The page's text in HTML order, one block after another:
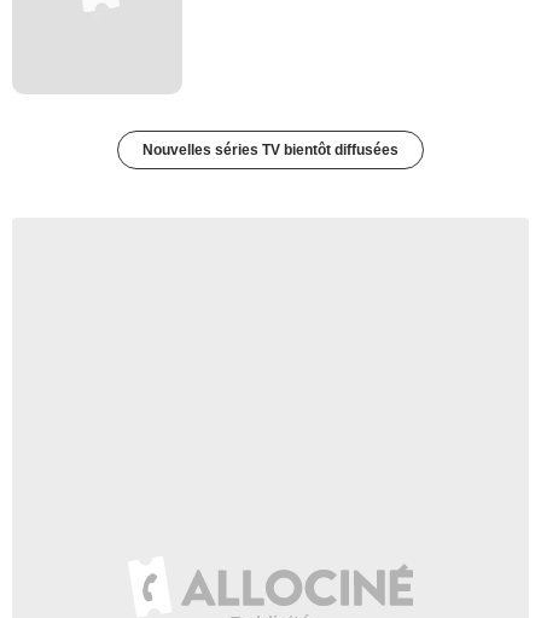
Nouvelles séries TV bientôt diffusées